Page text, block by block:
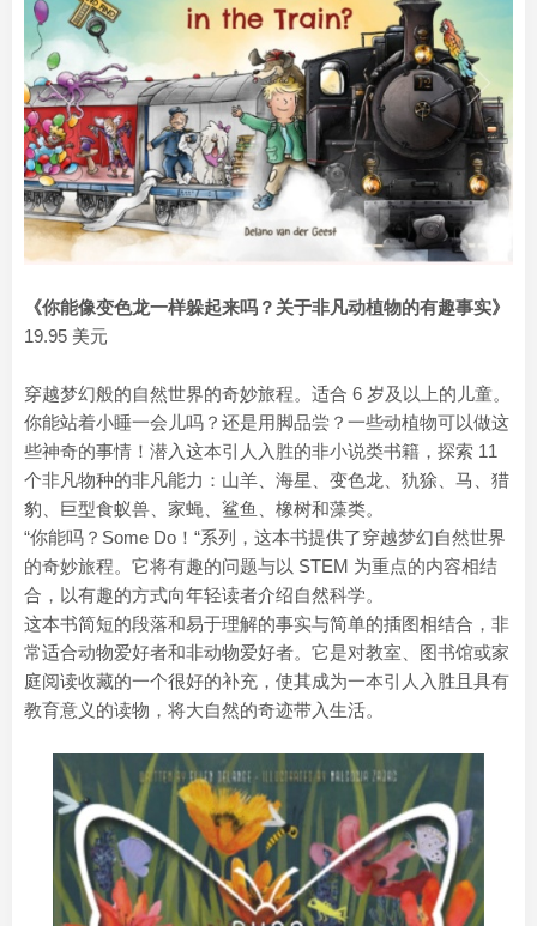
《你能像变色龙一样躲起来吗？关于非凡动植物的有趣事实》
19.95 美元
穿越梦幻般的自然世界的奇妙旅程。适合 6 岁及以上的儿童。
你能站着小睡一会儿吗？还是用脚品尝？一些动植物可以做这
些神奇的事情！潜入这本引人入胜的非小说类书籍，探索 11
个非凡物种的非凡能力：山羊、海星、变色龙、犰狳、马、猎
豹、巨型食蚁兽、家蝇、鲨鱼、橡树和藻类。
“你能吗？Some Do！“系列，这本书提供了穿越梦幻自然世界
的奇妙旅程。它将有趣的问题与以 STEM 为重点的内容相结
合，以有趣的方式向年轻读者介绍自然科学。
这本书简短的段落和易于理解的事实与简单的插图相结合，非
常适合动物爱好者和非动物爱好者。它是对教室、图书馆或家
庭阅读收藏的一个很好的补充，使其成为一本引人入胜且具有
教育意义的读物，将大自然的奇迹带入生活。